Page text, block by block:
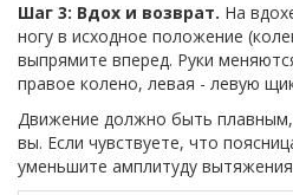
Шаг 3: Вдох и возврат. На
ногу в исходное положение
выпрямите вперед. Руки
правое колено, левая - левую
Движение должно быть
вы. Если чувствуете, что
уменьшите амплитуду вытяжения